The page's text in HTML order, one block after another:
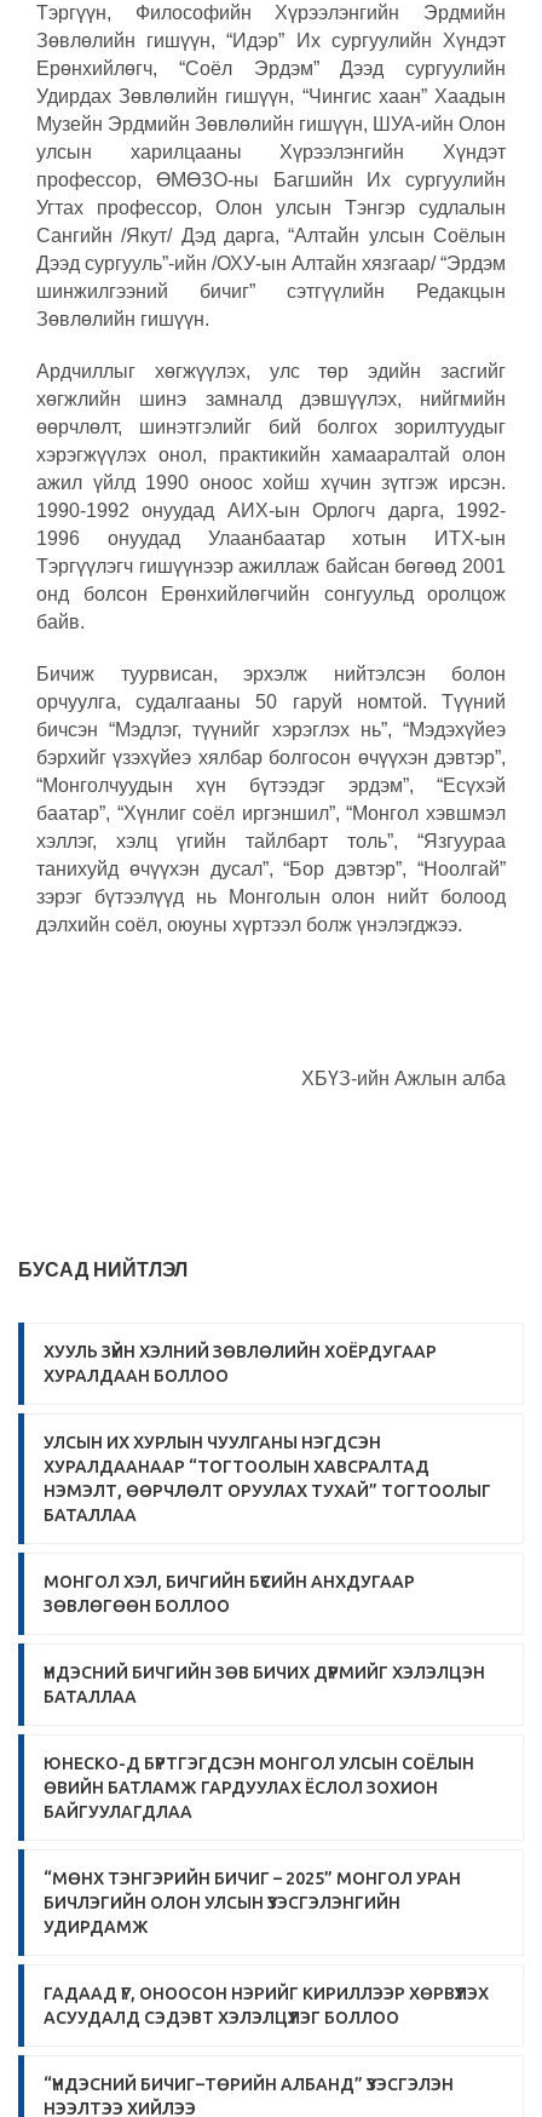
Тэргүүн, Философийн Хүрээлэнгийн Эрдмийн
Зөвлөлийн гишүүн, “Идэр” Их сургуулийн Хүндэт
Ерөнхийлөгч, “Соёл Эрдэм” Дээд сургуулийн
Удирдах Зөвлөлийн гишүүн, “Чингис хаан” Хаадын
Музейн Эрдмийн Зөвлөлийн гишүүн, ШУА-ийн Олон
улсын харилцааны Хүрээлэнгийн Хүндэт
профессор, ӨМӨЗО-ны Багшийн Их сургуулийн
Угтах профессор, Олон улсын Тэнгэр судлалын
Сангийн /Якут/ Дэд дарга, “Алтайн улсын Соёлын
Дээд сургууль”-ийн /ОХУ-ын Алтайн хязгаар/ “Эрдэм
шинжилгээний бичиг” сэтгүүлийн Редакцын
Зөвлөлийн гишүүн.
Ардчиллыг хөгжүүлэх, улс төр эдийн засгийг
хөгжлийн шинэ замналд дэвшүүлэх, нийгмийн
өөрчлөлт, шинэтгэлийг бий болгох зорилтуудыг
хэрэгжүүлэх онол, практикийн хамааралтай олон
ажил үйлд 1990 оноос хойш хүчин зүтгэж ирсэн.
1990-1992 онуудад АИХ-ын Орлогч дарга, 1992-
1996 онуудад Улаанбаатар хотын ИТХ-ын
Тэргүүлэгч гишүүнээр ажиллаж байсан бөгөөд 2001
онд болсон Ерөнхийлөгчийн сонгуульд оролцож
байв.
Бичиж туурвисан, эрхэлж нийтэлсэн болон
орчуулга, судалгааны 50 гаруй номтой. Түүний
бичсэн “Мэдлэг, түүнийг хэрэглэх нь”, “Мэдэхүйеэ
бэрхийг үзэхүйеэ хялбар болгосон өчүүхэн дэвтэр”,
“Монголчуудын хүн бүтээдэг эрдэм”, “Есүхэй
баатар”, “Хүнлиг соёл иргэншил”, “Монгол хэвшмэл
хэллэг, хэлц үгийн тайлбарт толь”, “Язгуураа
танихуйд өчүүхэн дусал”, “Бор дэвтэр”, “Ноолгай”
зэрэг бүтээлүүд нь Монголын олон нийт болоод
дэлхийн соёл, оюуны хүртээл болж үнэлэгджээ.
ХБҮЗ-ийн Ажлын алба
БУСАД НИЙТЛЭЛ
ХУУЛЬ ЗҮЙН ХЭЛНИЙ ЗӨВЛӨЛИЙН ХОЁРДУГААР
ХУРАЛДААН БОЛЛОО
УЛСЫН ИХ ХУРЛЫН ЧУУЛГАНЫ НЭГДСЭН
ХУРАЛДААНААР “ТОГТООЛЫН ХАВСРАЛТАД
НЭМЭЛТ, ӨӨРЧЛӨЛТ ОРУУЛАХ ТУХАЙ” ТОГТООЛЫГ
БАТАЛЛАА
МОНГОЛ ХЭЛ, БИЧГИЙН БҮСИЙН АНХДУГААР
ЗӨВЛӨГӨӨН БОЛЛОО
ҮНДЭСНИЙ БИЧГИЙН ЗӨВ БИЧИХ ДҮРМИЙГ ХЭЛЭЛЦЭН
БАТАЛЛАА
ЮНЕСКО-Д БҮРТГЭГДСЭН МОНГОЛ УЛСЫН СОЁЛЫН
ӨВИЙН БАТЛАМЖ ГАРДУУЛАХ ЁСЛОЛ ЗОХИОН
БАЙГУУЛАГДЛАА
“МӨНХ ТЭНГЭРИЙН БИЧИГ – 2025” МОНГОЛ УРАН
БИЧЛЭГИЙН ОЛОН УЛСЫН ҮЗЭСГЭЛЭНГИЙН
УДИРДАМЖ
ГАДААД ҮГ, ОНООСОН НЭРИЙГ КИРИЛЛЭЭР ХӨРВҮҮЛЭХ
АСУУДАЛД СЭДЭВТ ХЭЛЭЛЦҮҮЛЭГ БОЛЛОО
“ҮНДЭСНИЙ БИЧИГ–ТӨРИЙН АЛБАНД” ҮЗЭСГЭЛЭН
НЭЭЛТЭЭ ХИЙЛЭЭ